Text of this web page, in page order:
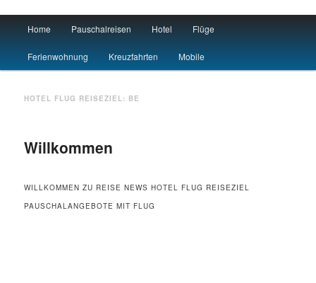
Urlaub
Skip to primary content
Skip to secondary content
Home Pauschalreisen Hotel Flüge
Ferienwohnung Kreuzfahrten Mobile
HOTEL FLUG REISEZIEL: BE
Willkommen
WILLKOMMEN ZU REISE NEWS HOTEL FLUG REISEZIEL
PAUSCHALANGEBOTE MIT FLUG